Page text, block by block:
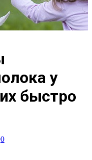
у
быстро
0